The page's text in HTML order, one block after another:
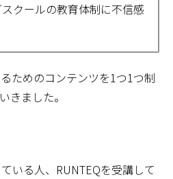
クールの教育体制に不信感
ためのコンテンツを1つ1つ制
きました。
いる人、RUNTEQを受講して